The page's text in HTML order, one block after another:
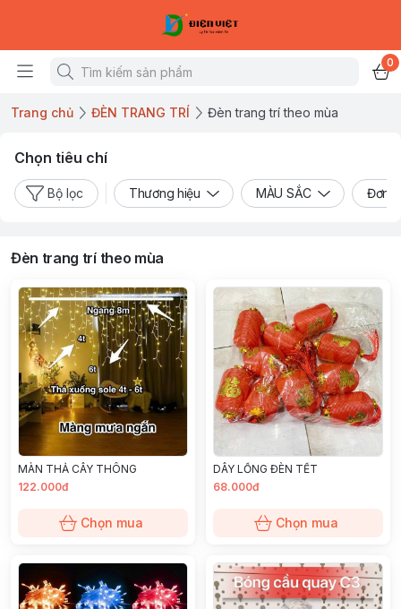
0
Trang chủ ĐÈN TRANG TRÍ Đèn trang trí theo mùa
Chọn tiêu chí
Bộ lọc Thương hiệu MÀU SẮC Đơn
Đèn trang trí theo mùa
MÀN THẢ CÂY THÔNG
122.000đ
Chọn mua
DÂY LỒNG ĐÈN TẾT
68.000đ
Chọn mua